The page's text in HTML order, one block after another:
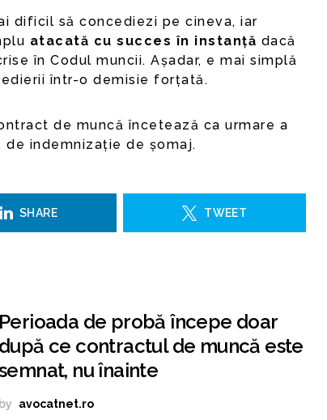
dificil să concediezi pe cineva, iar
atacată cu succes în instanță dacă
în Codul muncii. Așadar, e mai simplă
într-o demisie forțată.
de muncă încetează ca urmare a
indemnizație de șomaj.
SHARE TWEET
Perioada de probă începe doar
după ce contractul de muncă este
nu înainte
by avocatnet.ro